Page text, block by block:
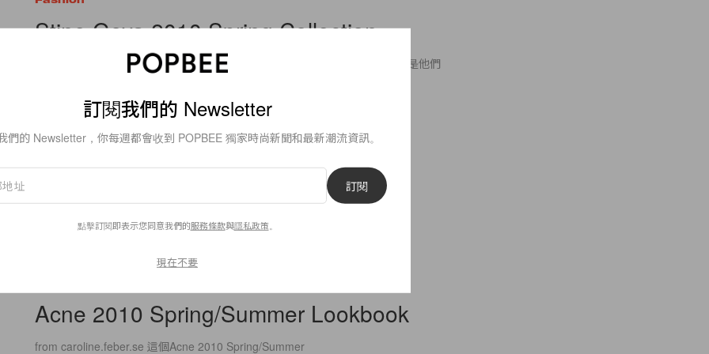
Stine Goya 2010 Spring Collection
在Copenhagen Fashion Week的網頁上找到這個名為Stine Goya的品牌。這是他們
popbeebee/2009年8月10日
Acne 2010 Spring/Summer Lookbook
from caroline.feber.se 這個Acne 2010 Spring/Summer
訂閱我們的 Newsletter
們的 Newsletter，你每週都會收到 POPBEE 獨家時尚新聞和最新潮流資訊。
訂閱
點擊訂閱即表示您同意我們的服務條款與隱私政策
現在不要